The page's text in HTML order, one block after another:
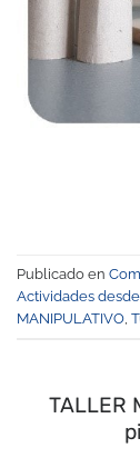
Publicado en
Actividades
MANIPULATIVO
TALLER